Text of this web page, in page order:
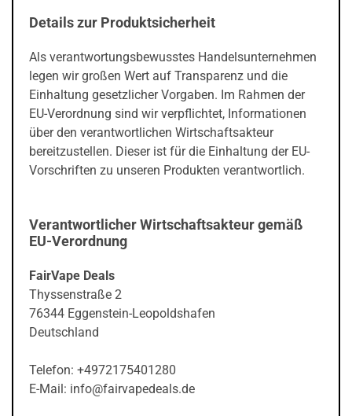
Details zur Produktsicherheit
Als verantwortungsbewusstes Handelsunternehmen
legen wir großen Wert auf Transparenz und die
Einhaltung gesetzlicher Vorgaben. Im Rahmen der
EU-Verordnung sind wir verpflichtet, Informationen
über den verantwortlichen Wirtschaftsakteur
bereitzustellen. Dieser ist für die Einhaltung der EU-
Vorschriften zu unseren Produkten verantwortlich.
Verantwortlicher Wirtschaftsakteur gemäß
EU-Verordnung
FairVape Deals
Thyssenstraße 2
76344 Eggenstein-Leopoldshafen
Deutschland
Telefon: +4972175401280
E-Mail: info@fairvapedeals.de